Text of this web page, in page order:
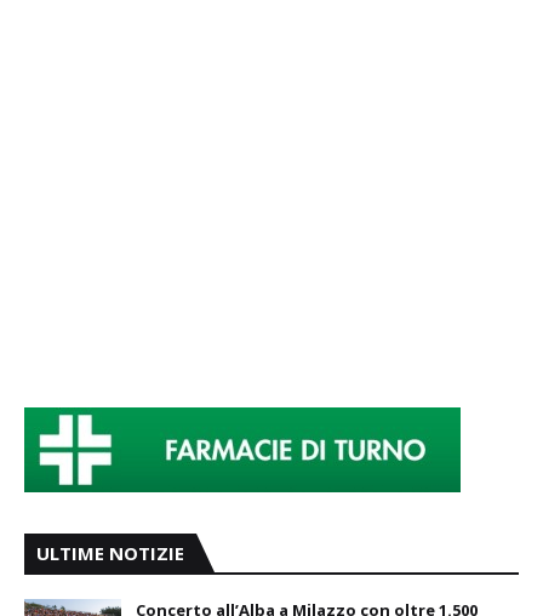
ULTIME NOTIZIE
Concerto all’Alba a Milazzo con oltre 1.500